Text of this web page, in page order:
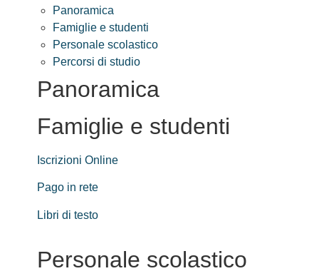
Panoramica
Famiglie e studenti
Personale scolastico
Percorsi di studio
Panoramica
Famiglie e studenti
Iscrizioni Online
Pago in rete
Libri di testo
Personale scolastico